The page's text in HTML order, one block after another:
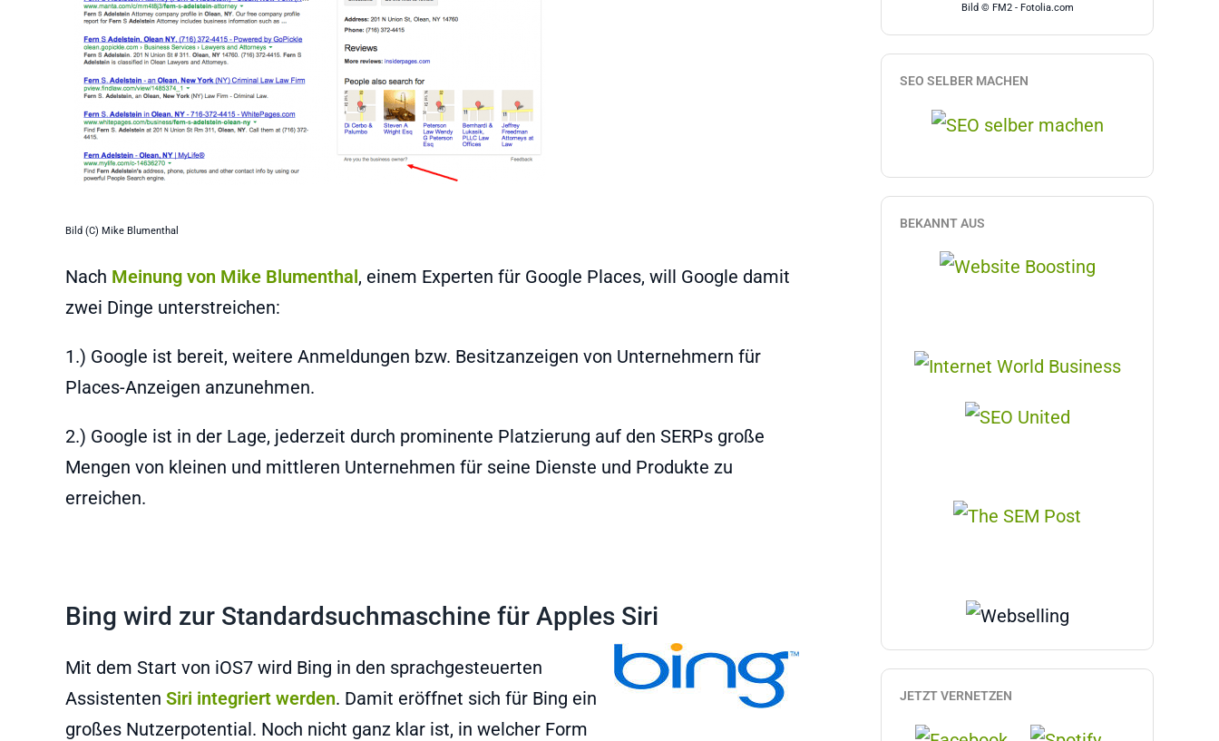
Bild (C) Mike Blumenthal
Nach Meinung von Mike Blumenthal, einem Experten für Google Places, will Google damit
zwei Dinge unterstreichen:
1.) Google ist bereit, weitere Anmeldungen bzw. Besitzanzeigen von Unternehmern für
Places-Anzeigen anzunehmen.
2.) Google ist in der Lage, jederzeit durch prominente Platzierung auf den SERPs große
Mengen von kleinen und mittleren Unternehmen für seine Dienste und Produkte zu
erreichen.
Bing wird zur Standardsuchmaschine für Apples Siri
Mit dem Start von iOS7 wird Bing in den sprachgesteuerten
Assistenten Siri integriert werden. Damit eröffnet sich für Bing ein
großes Nutzerpotential. Noch nicht ganz klar ist, in welcher Form
Bild © FM2 - Fotolia.com
SEO SELBER MACHEN
BEKANNT AUS
JETZT VERNETZEN